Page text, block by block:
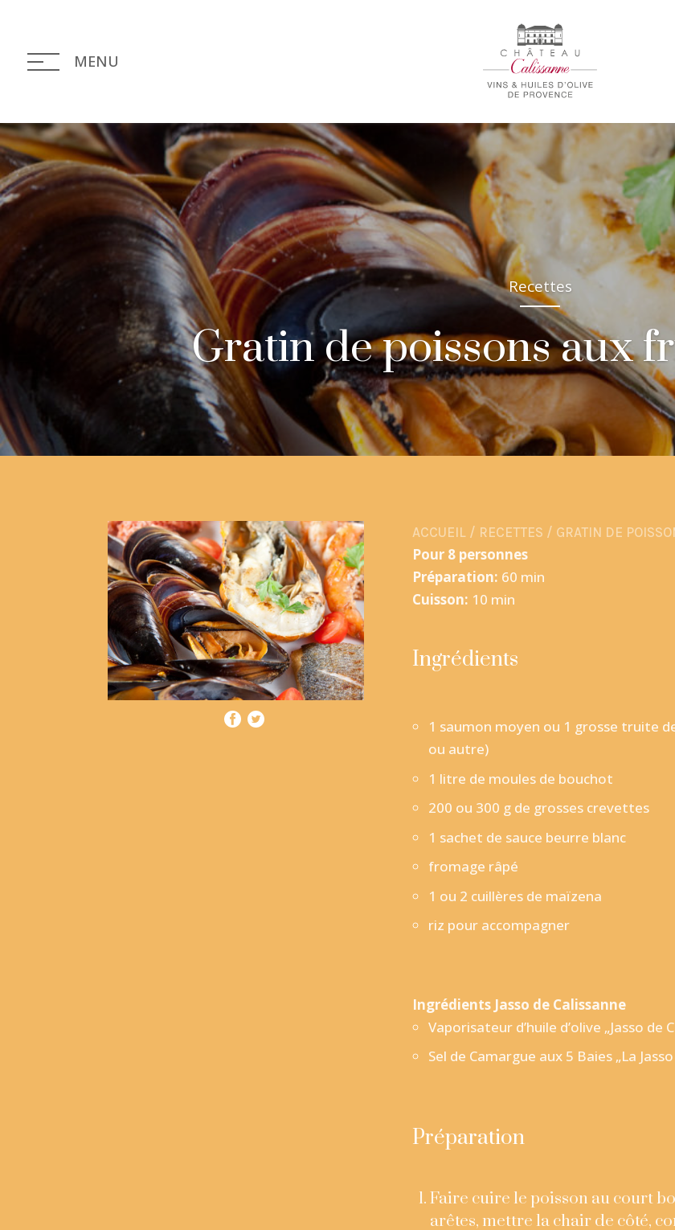
MENU
Recettes
Gratin de poissons aux
ACCUEIL / RECETTES / GRATIN DE
Pour 8 personnes
Préparation: 60 min
Cuisson: 10 min
Ingrédients
1 saumon moyen ou 1 grosse truite
ou autre)
1 litre de moules de bouchot
200 ou 300 g de grosses crevettes
1 sachet de sauce beurre blanc
fromage râpé
1 ou 2 cuillères de maïzena
riz pour accompagner
Ingrédients Jasso de Calissanne
Vaporisateur d’huile d’olive „Jasso de
Sel de Camargue aux 5 Baies „La
Préparation
Faire cuire le poisson au court
arêtes, mettre la chair de côté,